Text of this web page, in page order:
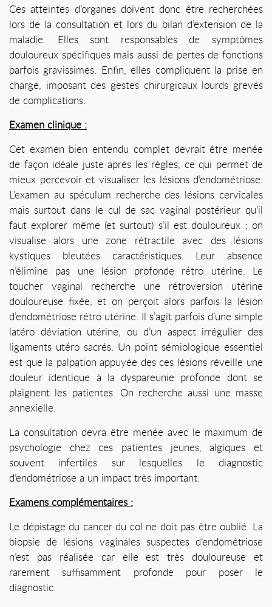
Ces atteintes d’organes doivent donc être recherchées
lors de la consultation et lors du bilan d’extension de la
maladie. Elles sont responsables de symptômes
douloureux spécifiques mais aussi de pertes de fonctions
parfois gravissimes. Enfin, elles compliquent la prise en
charge, imposant des gestes chirurgicaux lourds grevés
de complications.
Examen clinique :
Cet examen bien entendu complet devrait être menée
de façon idéale juste après les règles, ce qui permet de
mieux percevoir et visualiser les lésions d’endométriose.
L’examen au spéculum recherche des lésions cervicales
mais surtout dans le cul de sac vaginal postérieur qu’il
faut explorer même (et surtout) s’il est douloureux ; on
visualise alors une zone rétractile avec des lésions
kystiques bleutées caractéristiques. Leur absence
n’élimine pas une lésion profonde rétro utérine. Le
toucher vaginal recherche une rétroversion utérine
douloureuse fixée, et on perçoit alors parfois la lésion
d’endométriose rétro utérine. Il s’agit parfois d’une simple
latéro déviation utérine, ou d’un aspect irrégulier des
ligaments utéro sacrés. Un point sémiologique essentiel
est que la palpation appuyée des ces lésions réveille une
douleur identique à la dyspareunie profonde dont se
plaignent les patientes. On recherche aussi une masse
annexielle.
La consultation devra être menée avec le maximum de
psychologie chez ces patientes jeunes, algiques et
souvent infertiles sur lesquelles le diagnostic
d’endométriose a un impact très important.
Examens complémentaires :
Le dépistage du cancer du col ne doit pas être oublié. La
biopsie de lésions vaginales suspectes d’endométriose
n’est pas réalisée car elle est très douloureuse et
rarement suffisamment profonde pour poser le
diagnostic.